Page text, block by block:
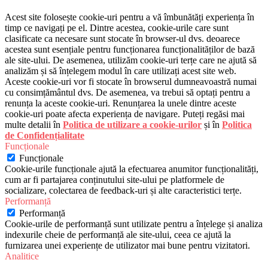
Acest site folosește cookie-uri pentru a vă îmbunătăți experiența în
timp ce navigați pe el. Dintre acestea, cookie-urile care sunt
clasificate ca necesare sunt stocate în browser-ul dvs. deoarece
acestea sunt esențiale pentru funcționarea funcționalităților de bază
ale site-ului. De asemenea, utilizăm cookie-uri terțe care ne ajută să
analizăm și să înțelegem modul în care utilizați acest site web.
Aceste cookie-uri vor fi stocate în browserul dumneavoastră numai
cu consimțământul dvs. De asemenea, va trebui să optați pentru a
renunța la aceste cookie-uri. Renunțarea la unele dintre aceste
cookie-uri poate afecta experiența de navigare. Puteți regăsi mai
multe detalii în Politica de utilizare a cookie-urilor și în Politica
de Confidențialitate
Funcționale
Funcționale
Cookie-urile funcționale ajută la efectuarea anumitor funcționalități,
cum ar fi partajarea conținutului site-ului pe platformele de
socializare, colectarea de feedback-uri și alte caracteristici terțe.
Performanță
Performanță
Cookie-urile de performanță sunt utilizate pentru a înțelege și analiza
indexurile cheie de performanță ale site-ului, ceea ce ajută la
furnizarea unei experiențe de utilizator mai bune pentru vizitatori.
Analitice